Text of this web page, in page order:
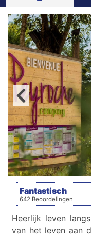
Fantastisch
642 Beoordelingen
Heerlijk leven
van het leven aan